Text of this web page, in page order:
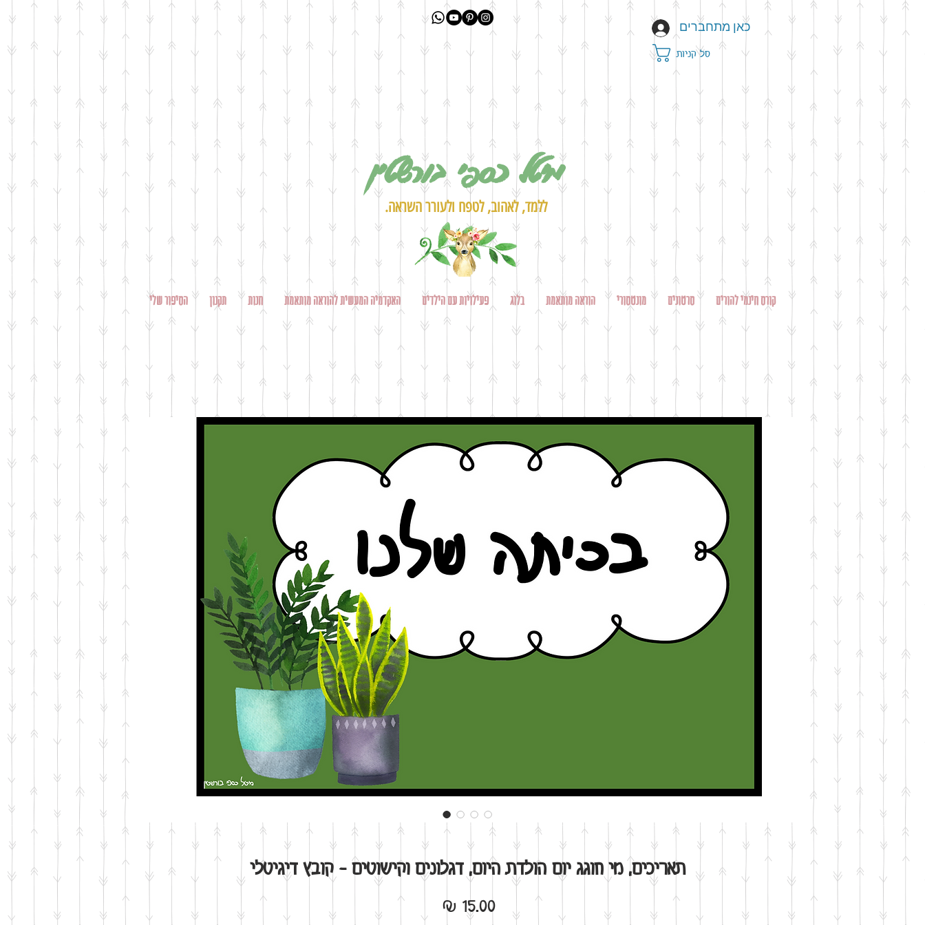
כאן מתחברים
סל קניות
מיטל כספי בורשטין
ללמד, לאהוב, לטפח ולעורר השראה.
הסיפור שלי תקנון חנות האקדמיה המעשית להוראה מותאמת פעילויות עם הילדים בלוג הוראה מותאמת מונטסורי סרטונים קורס חינמי להורים
תאריכים, מי חוגג יום הולדת היום, דגלונים וקישוטים - קובץ דיגיטלי
מחיר